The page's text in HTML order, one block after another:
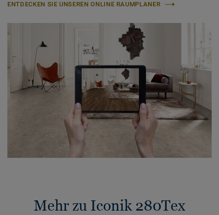
ENTDECKEN SIE UNSEREN ONLINE RAUMPLANER
Mehr zu Iconik 280Tex